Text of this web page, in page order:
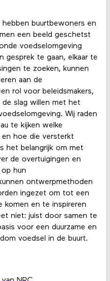
buurtbewoners en
een beeld geschetst
voedselomgeving
gesprek te gaan, elkaar te
te zoeken, kunnen
aan de
rol voor beleidsmakers,
de slag willen met het
Wij raden
te kijken welke
en hoe die versterkt
het belangrijk om met
de overtuigingen en
hun
ontwerpmethoden
ingezet om tot een
komen en te inspireren
niet: juist door samen te
voor een duurzame en
voedsel in de buurt.